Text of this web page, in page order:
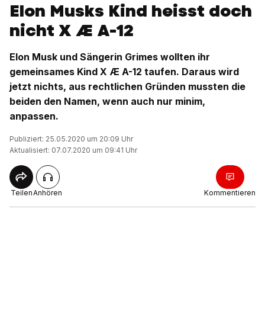
Elon Musks Kind heisst doch
nicht X Æ A-12
Elon Musk und Sängerin Grimes wollten ihr
gemeinsames Kind X Æ A-12 taufen. Daraus wird
jetzt nichts, aus rechtlichen Gründen mussten die
beiden den Namen, wenn auch nur minim,
anpassen.
Publiziert: 25.05.2020 um 20:09 Uhr
Aktualisiert: 07.07.2020 um 09:41 Uhr
TeilenAnhören Kommentieren